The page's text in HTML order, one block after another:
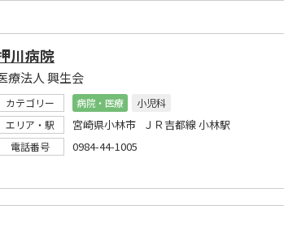
川病院
療法人 興生会
カテゴリー 病院・医療
小児科
エリア・駅
宮崎県小林市 ＪＲ吉都線 小林駅
電話番号 0984-44-1005